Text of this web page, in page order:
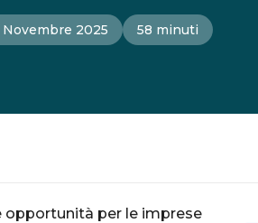
Novembre 2025 58 minuti
opportunità per le imprese